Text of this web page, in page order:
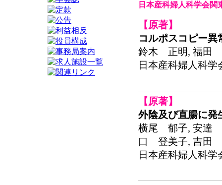
日本産科婦人科学会
【原著】
コルポスコピー
鈴木 正明, 福田
日本産科婦人科学
【原著】
外陰及び直腸に発
横尾 郁子, 安達
口 登美子, 吉田
日本産科婦人科学